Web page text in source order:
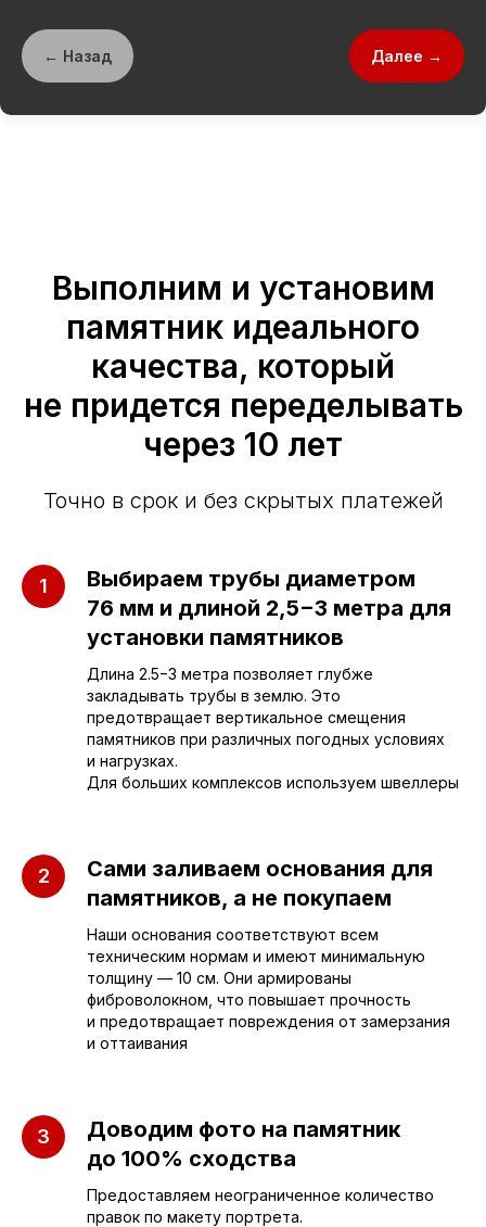
← Назад Далее →
Выполним и установим
памятник идеального
качества, который
не придется переделывать
через 10 лет
Точно в срок и без скрытых платежей
Выбираем трубы диаметром
76 мм и длиной 2,5−3 метра для
установки памятников
Длина 2.5−3 метра позволяет глубже
закладывать трубы в землю. Это
предотвращает вертикальное смещения
памятников при различных погодных условиях
и нагрузках.
Для больших комплексов используем швеллеры
Сами заливаем основания для
памятников, а не покупаем
Наши основания соответствуют всем
техническим нормам и имеют минимальную
толщину — 10 см. Они армированы
фиброволокном, что повышает прочность
и предотвращает повреждения от замерзания
и оттаивания
Доводим фото на памятник
до 100% сходства
Предоставляем неограниченное количество
правок по макету портрета.
Приезжайте к нам
в офис
+7 (962) 629-39-39
Отдел продаж
г. Саратов, улица имени Е.И.
+7 (953) 637-24-55
Руководитель мастерской